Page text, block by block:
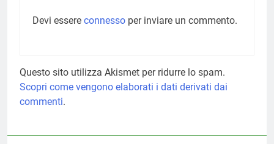
Devi essere connesso per inviare un commento.
Questo sito utilizza Akismet per ridurre lo spam.
Scopri come vengono elaborati i dati derivati dai
commenti.